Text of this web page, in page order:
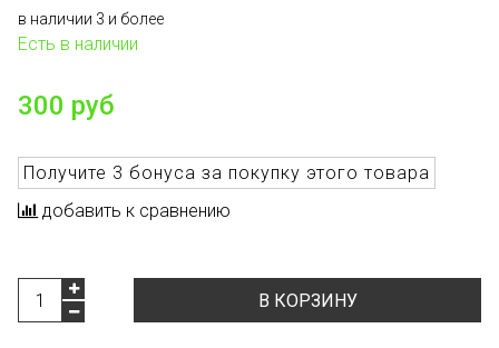
в наличии 3 и более
Есть в наличии
300 руб
Получите 3 бонуса за покупку этого товара
добавить к сравнению
В КОРЗИНУ